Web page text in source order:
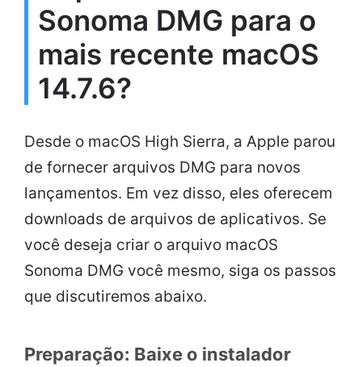
Sonoma DMG para o
mais recente macOS
14.7.6?
Desde o macOS High Sierra, a Apple parou
de fornecer arquivos DMG para novos
lançamentos. Em vez disso, eles oferecem
downloads de arquivos de aplicativos. Se
você deseja criar o arquivo macOS
Sonoma DMG você mesmo, siga os passos
que discutiremos abaixo.
Preparação: Baixe o instalador